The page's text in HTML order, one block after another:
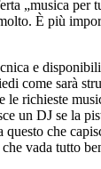
„musica per
È più
e
come sarà
le richieste
un DJ se la
che
vada tutto